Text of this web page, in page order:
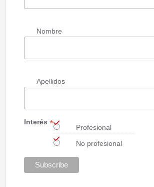
Nombre
Apellidos
Interés *
Profesional
No profesional